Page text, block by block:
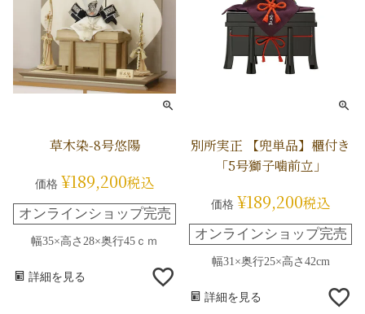
草木染-8号悠陽
価格 ¥189,200税込
オンラインショップ完売
幅35×高さ28×奥行45ｃｍ
詳細を見る
別所実正 【兜単品】櫃付き
「5号獅子噛前立」
価格 ¥189,200税込
オンラインショップ完売
幅31×奥行25×高さ42cm
詳細を見る